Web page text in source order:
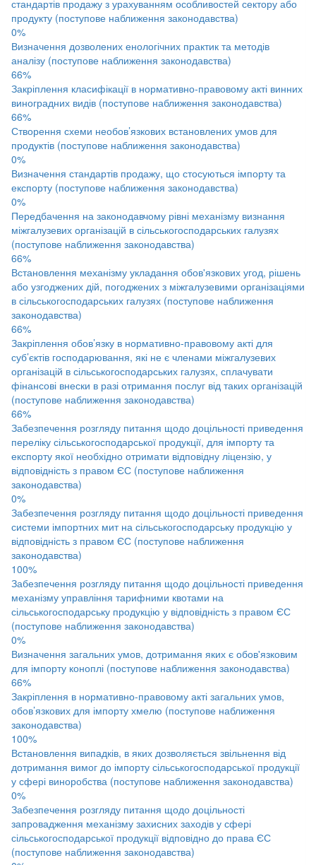
стандартів продажу з урахуванням особливостей сектору або
продукту (поступове наближення законодавства)
0%
Визначення дозволених енологічних практик та методів
аналізу (поступове наближення законодавства)
66%
Закріплення класифікації в нормативно-правовому акті винних
виноградних видів (поступове наближення законодавства)
66%
Створення схеми необов’язкових встановлених умов для
продуктів (поступове наближення законодавства)
0%
Визначення стандартів продажу, що стосуються імпорту та
експорту (поступове наближення законодавства)
0%
Передбачення на законодавчому рівні механізму визнання
міжгалузевих організацій в сільськогосподарських галузях
(поступове наближення законодавства)
66%
Встановлення механізму укладання обов'язкових угод, рішень
або узгоджених дій, погоджених з міжгалузевими організаціями
в сільськогосподарських галузях (поступове наближення
законодавства)
66%
Закріплення обов’язку в нормативно-правовому акті для
суб’єктів господарювання, які не є членами міжгалузевих
організацій в сільськогосподарських галузях, сплачувати
фінансові внески в разі отримання послуг від таких організацій
(поступове наближення законодавства)
66%
Забезпечення розгляду питання щодо доцільності приведення
переліку сільськогосподарської продукції, для імпорту та
експорту якої необхідно отримати відповідну ліцензію, у
відповідність з правом ЄС (поступове наближення
законодавства)
0%
Забезпечення розгляду питання щодо доцільності приведення
системи імпортних мит на сільськогосподарську продукцію у
відповідність з правом ЄС (поступове наближення
законодавства)
100%
Забезпечення розгляду питання щодо доцільності приведення
механізму управління тарифними квотами на
сільськогосподарську продукцію у відповідність з правом ЄС
(поступове наближення законодавства)
0%
Визначення загальних умов, дотримання яких є обов'язковим
для імпорту коноплі (поступове наближення законодавства)
66%
Закріплення в нормативно-правовому акті загальних умов,
обов’язкових для імпорту хмелю (поступове наближення
законодавства)
100%
Встановлення випадків, в яких дозволяється звільнення від
дотримання вимог до імпорту сільськогосподарської продукції
у сфері виноробства (поступове наближення законодавства)
0%
Забезпечення розгляду питання щодо доцільності
запровадження механізму захисних заходів у сфері
сільськогосподарської продукції відповідно до права ЄС
(поступове наближення законодавства)